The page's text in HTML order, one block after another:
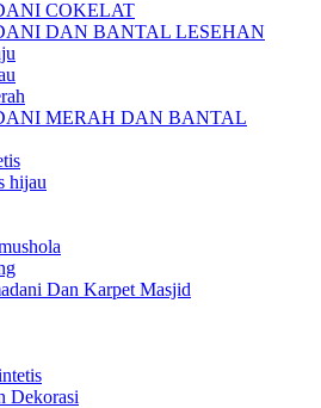
COKELAT
DAN BANTAL LESEHAN
MERAH DAN BANTAL
hijau
Dan Karpet Masjid
Dekorasi